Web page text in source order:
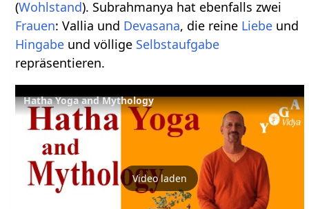
(Wohlstand). Subrahmanya hat ebenfalls zwei
Frauen: Vallia und Devasana, die reine Liebe und
Hingabe und völlige Selbstaufgabe
repräsentieren.
Hatha Yoga and Mythology
Video laden